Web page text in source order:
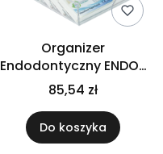
Organizer
Endodontyczny ENDO-
STATION GO GUTTA
BOX 12
85,54 zł
Do koszyka